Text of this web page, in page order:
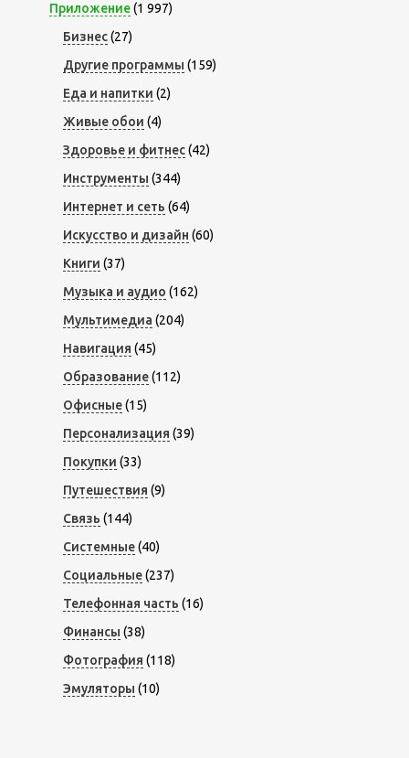
Приложение(1 997)
Бизнес(27)
Другие программы (159)
Еда и напитки (2)
Живые обои (4)
Здоровье и фитнес(42)
Инструменты (344)
Интернет и сеть (64)
Искусство и дизайн (60)
Книги (37)
Музыка и аудио (162)
Мультимедиа (204)
Навигация (45)
Образование(112)
Офисные(15)
Персонализация (39)
Покупки (33)
Путешествия (9)
Связь (144)
Системные(40)
Социальные(237)
Телефонная часть (16)
Финансы (38)
Фотография (118)
Эмуляторы (10)